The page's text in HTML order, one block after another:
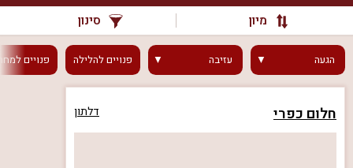
מיון סינון
הגעה עזיבה פנוייםלהלילה פנויים
חלום כפרי דלתון